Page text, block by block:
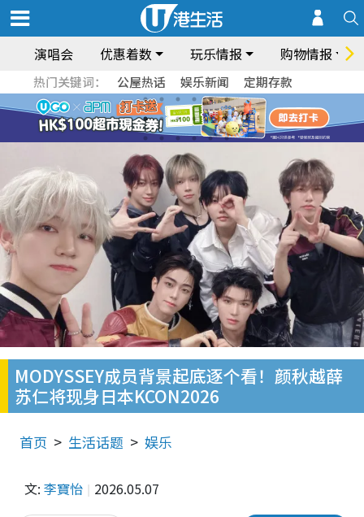
演唱会 优惠着数 玩乐情报 购物情报
热门关键词： 公屋热话 娱乐新闻 定期存款
MODYSSEY成员背景起底逐个看！颜秋越薛
苏仁将现身日本KCON2026
首页 生活话题 娱乐
文: 李寶怡 2026.05.07